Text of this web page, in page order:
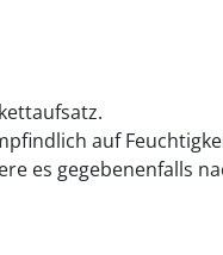
auf
es gegebenenfalls